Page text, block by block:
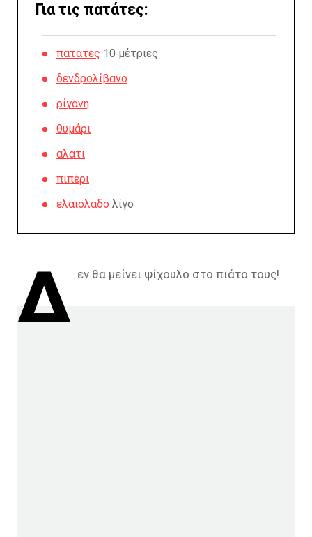
Για τις πατάτες:
πατατες 10 μέτριες
δενδρολίβανο
ρίγανη
θυμάρι
αλατι
πιπέρι
ελαιολαδο λίγο
Δ εν θα μείνει ψίχουλο στο πιάτο τους!